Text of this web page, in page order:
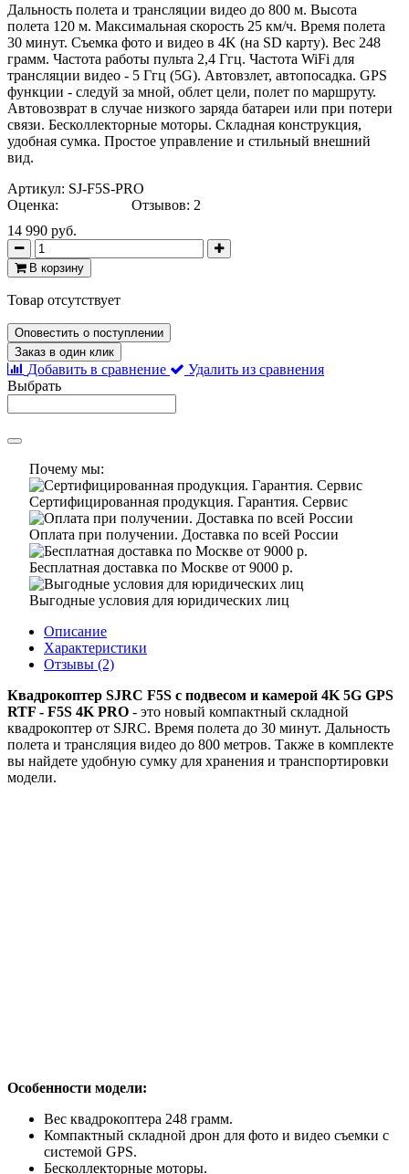
Дальность полета и трансляции видео до 800 м. Высота
полета 120 м. Максимальная скорость 25 км/ч. Время полета
30 минут. Съемка фото и видео в 4K (на SD карту). Вес 248
грамм. Частота работы пульта 2,4 Ггц. Частота WiFi для
трансляции видео - 5 Ггц (5G). Автовзлет, автопосадка. GPS
функции - следуй за мной, облет цели, полет по маршруту.
Автовозврат в случае низкого заряда батареи или при потери
связи. Бесколлекторные моторы. Складная конструкция,
удобная сумка. Простое управление и стильный внешний
вид.
Артикул: SJ-F5S-PRO
Оценка:
Отзывов: 2
14 990 руб.
В корзину
Товар отсутствует
Оповестить о поступлении
Заказ в один клик
Добавить в сравнение
Удалить из сравнения
Выбрать
Почему мы:
Сертифицированная продукция. Гарантия. Сервис
Оплата при получении. Доставка по всей России
Бесплатная доставка по Москве от 9000 р.
Выгодные условия для юридических лиц
Описание
Характеристики
Отзывы (2)
Квадрокоптер SJRC F5S с подвесом и камерой 4K 5G GPS
RTF - F5S 4K PRO - это новый компактный складной
квадрокоптер от SJRC. Время полета до 30 минут. Дальность
полета и трансляция видео до 800 метров. Также в комплекте
вы найдете удобную сумку для хранения и транспортировки
модели.
Особенности модели:
Вес квадрокоптера 248 грамм.
Компактный складной дрон для фото и видео съемки с
системой GPS.
Бесколлекторные моторы.